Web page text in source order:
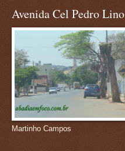
Avenida Cel Pedro Lino
Martinho Campos